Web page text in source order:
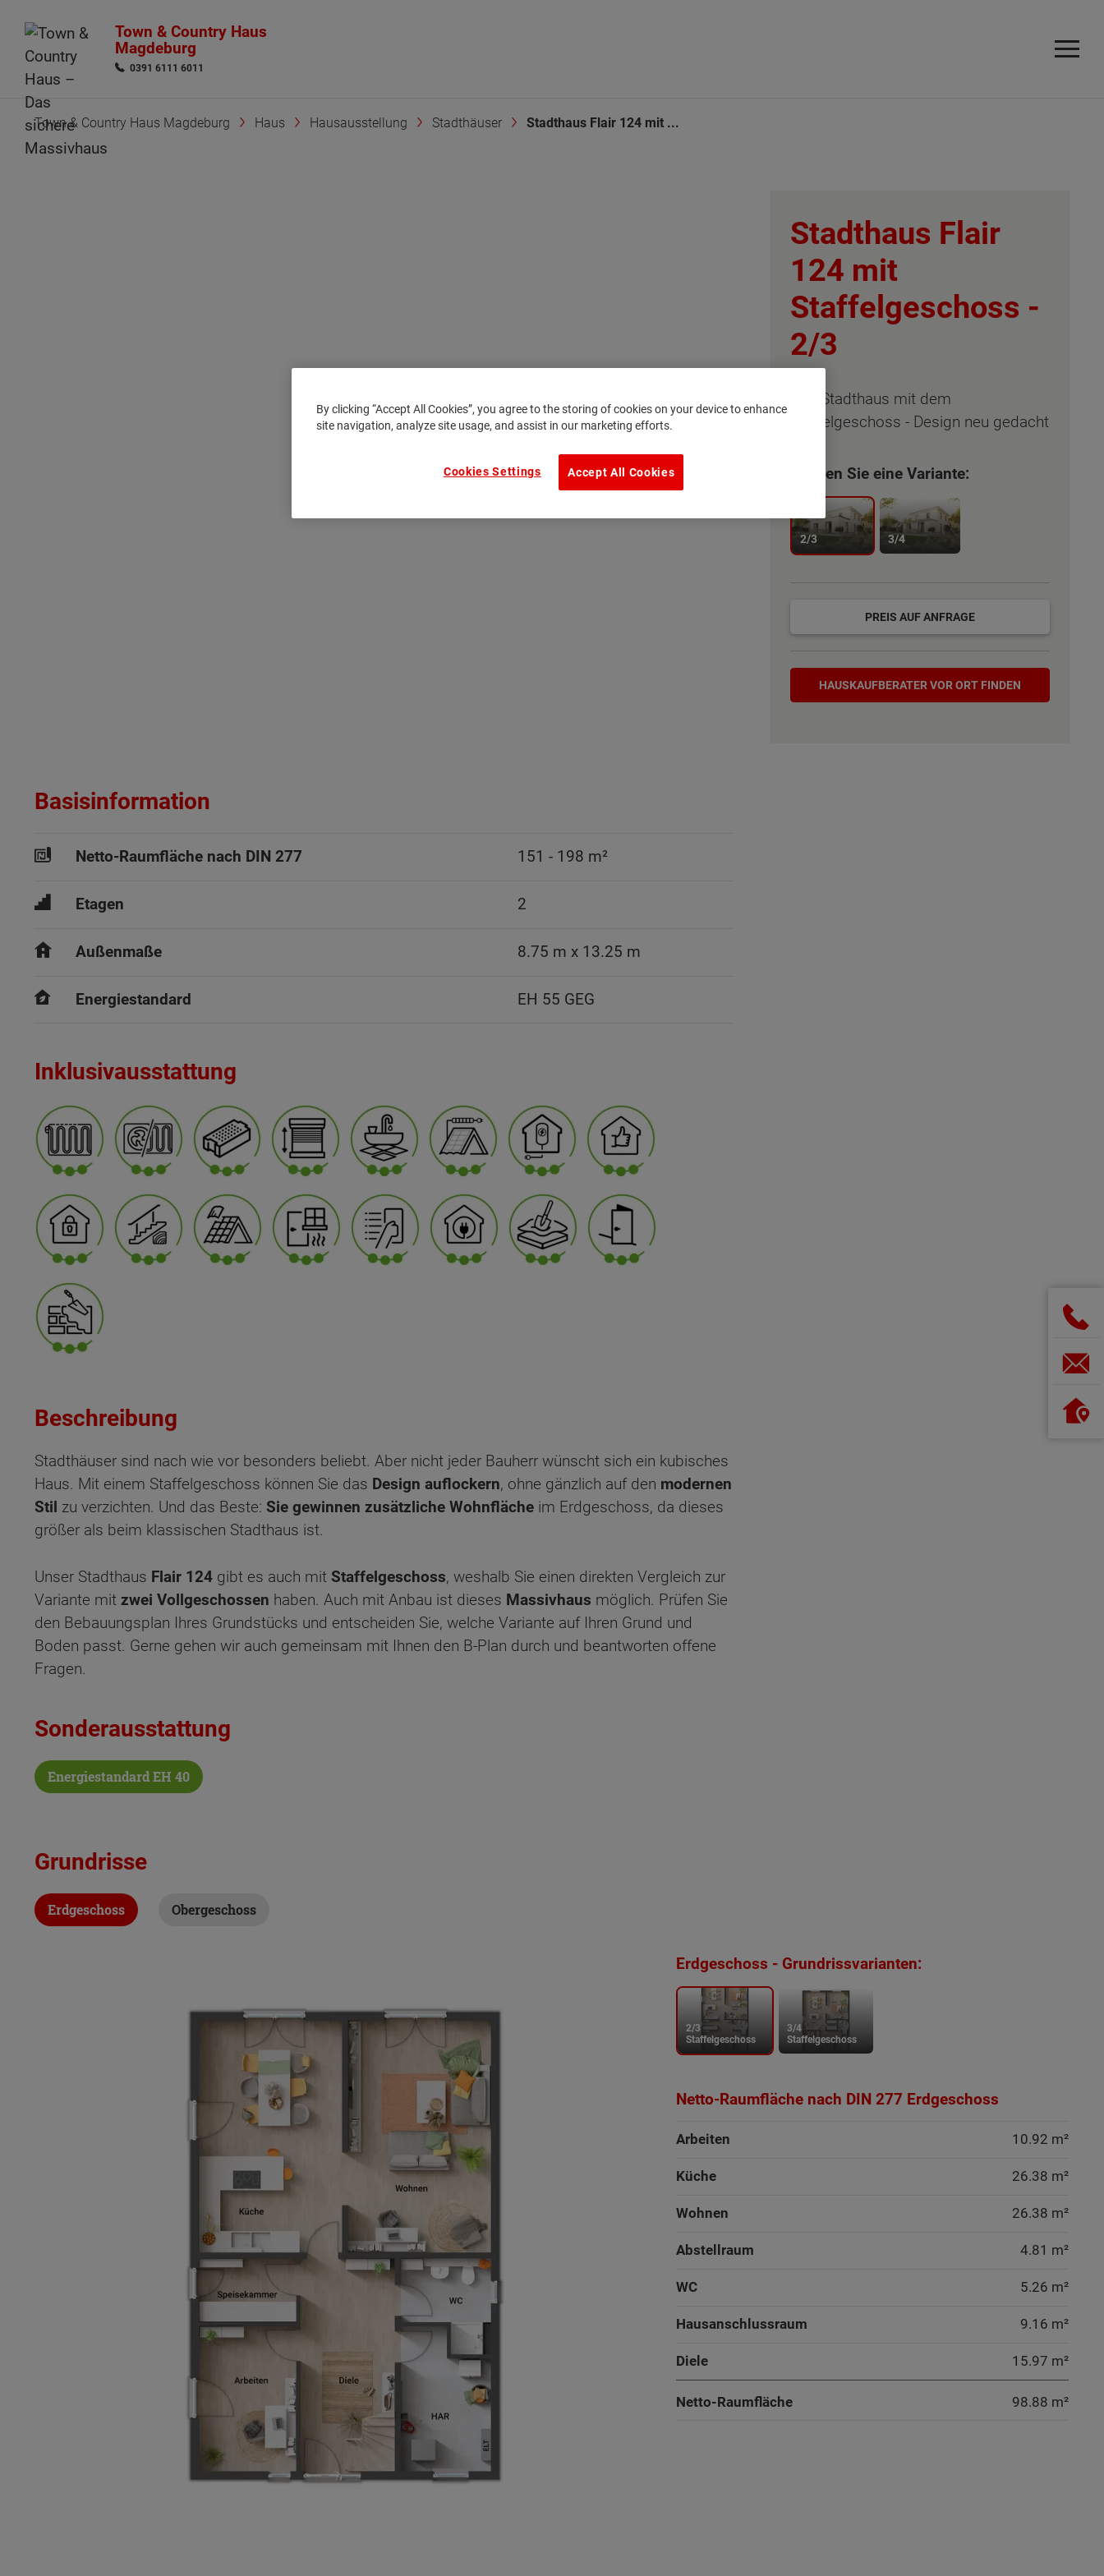
Town & Country Haus
Magdeburg
0391 6111 6011
Town & Country Haus Magdeburg Haus Hausausstellung Stadthäuser Stadthaus Flair 124 mit ...
Basisinformation
Netto-Raumfläche nach DIN 277 151 - 198 m²
Etagen 2
Außenmaße 8.75 m x 13.25 m
Energiestandard EH 55 GEG
Inklusivausstattung
Beschreibung
Stadthäuser sind nach wie vor besonders beliebt. Aber nicht jeder Bauherr wünscht sich ein kubisches
Haus. Mit einem Staffelgeschoss können Sie das Design auflockern, ohne gänzlich auf den modernen
Stil zu verzichten. Und das Beste: Sie gewinnen zusätzliche Wohnfläche im Erdgeschoss, da dieses
größer als beim klassischen Stadthaus ist.
Unser Stadthaus Flair 124 gibt es auch mit Staffelgeschoss, weshalb Sie einen direkten Vergleich zur
Variante mit zwei Vollgeschossen haben. Auch mit Anbau ist dieses Massivhaus möglich. Prüfen Sie
den Bebauungsplan Ihres Grundstücks und entscheiden Sie, welche Variante auf Ihren Grund und
Boden passt. Gerne gehen wir auch gemeinsam mit Ihnen den B-Plan durch und beantworten offene
Fragen.
Sonderausstattung
Energiestandard EH 40
Basisinformation
Stadthaus Flair
124 mit
Staffelgeschoss -
2/3
Das Stadthaus mit dem
Staffelgeschoss - Design neu gedacht
Wählen Sie eine Variante:
2/3 3/4
PREIS AUF ANFRAGE
Hauskaufberater
HAUSKAUF­BERATER VOR ORT FINDEN
Grundrisse
Erdgeschoss Obergeschoss
Erdgeschoss - Grundrissvarianten:
2/3
Staffelgeschoss
3/4
Staffelgeschoss
Netto-Raumfläche nach DIN 277 Erdgeschoss
Arbeiten 10.92 m²
Küche 26.38 m²
Wohnen 26.38 m²
Abstellraum 4.81 m²
WC 5.26 m²
Hausanschlussraum 9.16 m²
Diele 15.97 m²
Netto-Raumfläche 98.88 m²
By clicking “Accept All Cookies”, you agree to the storing of cookies on your device to enhance
site navigation, analyze site usage, and assist in our marketing efforts.
Accept All Cookies
Cookies Settings